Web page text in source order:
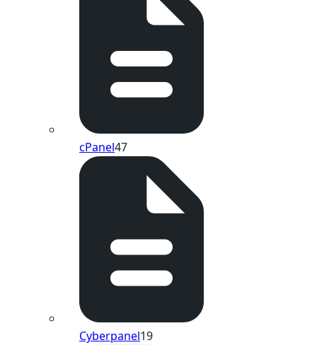
cPanel47
Cyberpanel19